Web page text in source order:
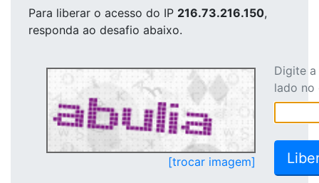
Para liberar o acesso do IP 216.73.216.150,
responda ao desafio abaixo.
[trocar imagem]
Digite
lado no